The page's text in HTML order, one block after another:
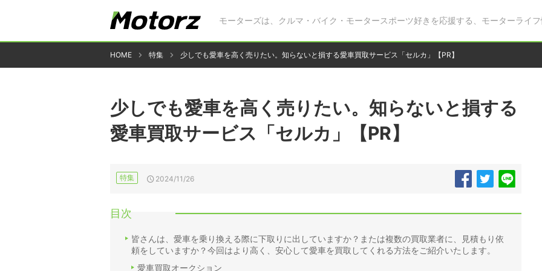
モーターズは、クルマ・バイク・モータースポーツ好きを応援する、モーターライフ
HOME 特集 少しでも愛車を高く売りたい。知らないと損する愛車買取サービス「セルカ」【PR】
少しでも愛車を高く売りたい。知らないと損する
愛車買取サービス「セルカ」【PR】
特集 2024/11/26
目次
皆さんは、愛車を乗り換える際に下取りに出していますか？または複数の買取業者に、見積もり依
頼をしていますか？今回はより高く、安心して愛車を買取してくれる方法をご紹介いたします。
愛車買取オークション